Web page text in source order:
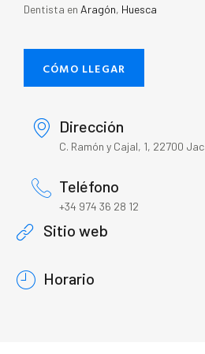
Dentista en Aragón, Huesca
CÓMO LLEGAR
Dirección
C. Ramón y Cajal, 1, 22700
Teléfono
+34 974 36 28 12
Sitio web
Horario